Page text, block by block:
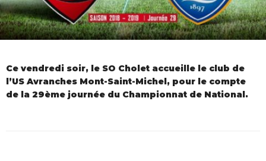
Ce vendredi soir, le SO Cholet accueille le club de
l’US Avranches Mont-Saint-Michel, pour le compte
de la 29ème journée du Championnat de National.